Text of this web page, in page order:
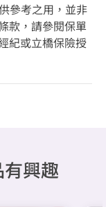
參考之用，並非
款，請參閱保單
紀或立橋保險授
興趣